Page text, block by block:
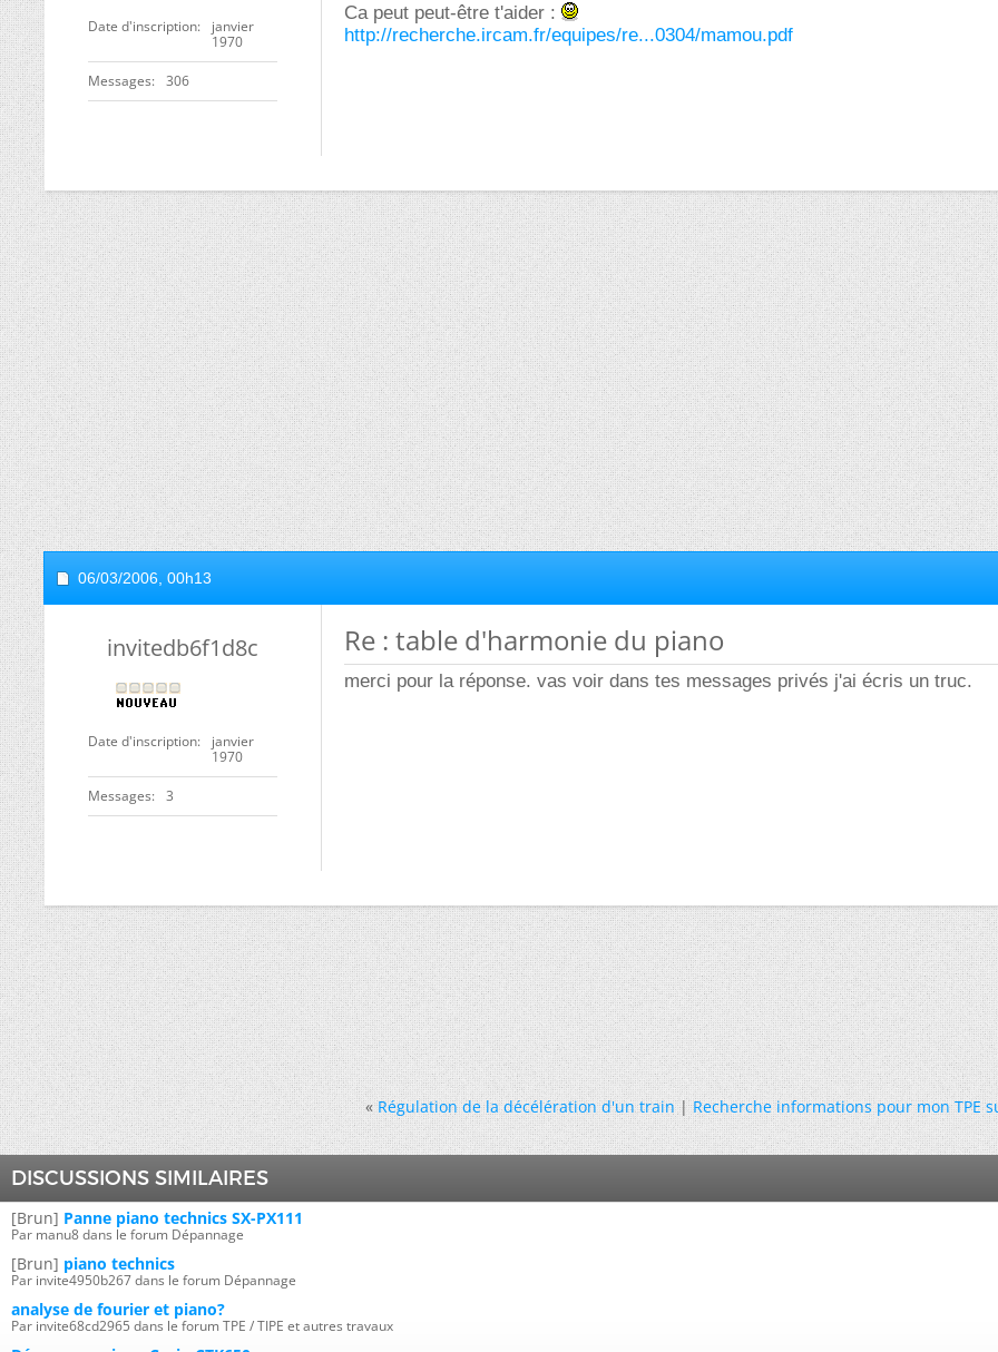
Date d'inscription
janvier
1970
Messages 306
Ca peut peut-être t'aider :
http://recherche.ircam.fr/equipes/re...0304/mamou.pdf
06/03/2006, 00h13
invitedb6f1d8c
Date d'inscription
janvier
1970
Messages 3
Re : table d'harmonie du piano
merci pour la réponse. vas voir dans tes messages privés j'ai écris un truc.
« Régulation de la décélération d'un train|Recherche informations pour mon TPE
DISCUSSIONS SIMILAIRES
[Brun] Panne piano technics SX-PX111
Par manu8 dans le forum Dépannage
[Brun] piano technics
Par invite4950b267 dans le forum Dépannage
analyse de fourier et piano?
Par invite68cd2965 dans le forum TPE / TIPE et autres travaux